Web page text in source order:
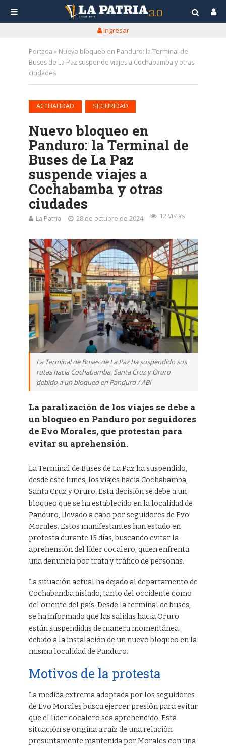
Ingresar
Portada » Nuevo bloqueo en Panduro: la Terminal de
Buses de La Paz suspende viajes a Cochabamba y otras
ciudades
ACTUALIDAD SEGURIDAD
Nuevo bloqueo en
Panduro: la Terminal de
Buses de La Paz
suspende viajes a
Cochabamba y otras
ciudades
La Patria 28 de octubre de 2024 12 Vistas
La Terminal de Buses de La Paz ha suspendido sus
rutas hacia Cochabamba, Santa Cruz y Oruro
debido a un bloqueo en Panduro / ABI
La paralización de los viajes se debe a
un bloqueo en Panduro por seguidores
de Evo Morales, que protestan para
evitar su aprehensión.
La Terminal de Buses de La Paz ha suspendido,
desde este lunes, los viajes hacia Cochabamba,
Santa Cruz y Oruro. Esta decisión se debe a un
bloqueo que se ha establecido en la localidad de
Panduro, llevado a cabo por seguidores de Evo
Morales. Estos manifestantes han estado en
protesta durante 15 días, buscando evitar la
aprehensión del líder cocalero, quien enfrenta
una denuncia por trata y tráfico de personas.
La situación actual ha dejado al departamento de
Cochabamba aislado, tanto del occidente como
del oriente del país. Desde la terminal de buses,
se ha informado que las salidas hacia Oruro
están suspendidas de manera momentánea
debido a la instalación de un nuevo bloqueo en la
misma localidad de Panduro.
Motivos de la protesta
La medida extrema adoptada por los seguidores
de Evo Morales busca ejercer presión para evitar
que el líder cocalero sea aprehendido. Esta
situación se origina a raíz de una relación
presuntamente mantenida por Morales con una